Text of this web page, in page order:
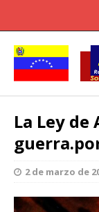
La Ley
2 de marzo de